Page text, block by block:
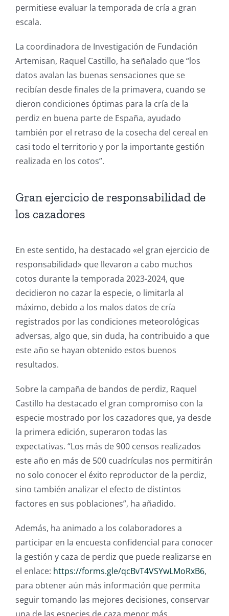
permitiese evaluar la temporada de cría a gran
escala.
La coordinadora de Investigación de Fundación
Artemisan, Raquel Castillo, ha señalado que “los
datos avalan las buenas sensaciones que se
recibían desde finales de la primavera, cuando se
dieron condiciones óptimas para la cría de la
perdiz en buena parte de España, ayudado
también por el retraso de la cosecha del cereal en
casi todo el territorio y por la importante gestión
realizada en los cotos”.
Gran ejercicio de responsabilidad de
los cazadores
En este sentido, ha destacado «el gran ejercicio de
responsabilidad» que llevaron a cabo muchos
cotos durante la temporada 2023-2024, que
decidieron no cazar la especie, o limitarla al
máximo, debido a los malos datos de cría
registrados por las condiciones meteorológicas
adversas, algo que, sin duda, ha contribuido a que
este año se hayan obtenido estos buenos
resultados.
Sobre la campaña de bandos de perdiz, Raquel
Castillo ha destacado el gran compromiso con la
especie mostrado por los cazadores que, ya desde
la primera edición, superaron todas las
expectativas. “Los más de 900 censos realizados
este año en más de 500 cuadrículas nos permitirán
no solo conocer el éxito reproductor de la perdiz,
sino también analizar el efecto de distintos
factores en sus poblaciones”, ha añadido.
Además, ha animado a los colaboradores a
participar en la encuesta confidencial para conocer
la gestión y caza de perdiz que puede realizarse en
el enlace: https://forms.gle/qcBvT4VSYwLMoRxB6,
para obtener aún más información que permita
seguir tomando las mejores decisiones, conservar